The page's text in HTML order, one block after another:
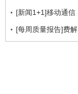
[新闻1+1]移动通信
[每周质量报告]费